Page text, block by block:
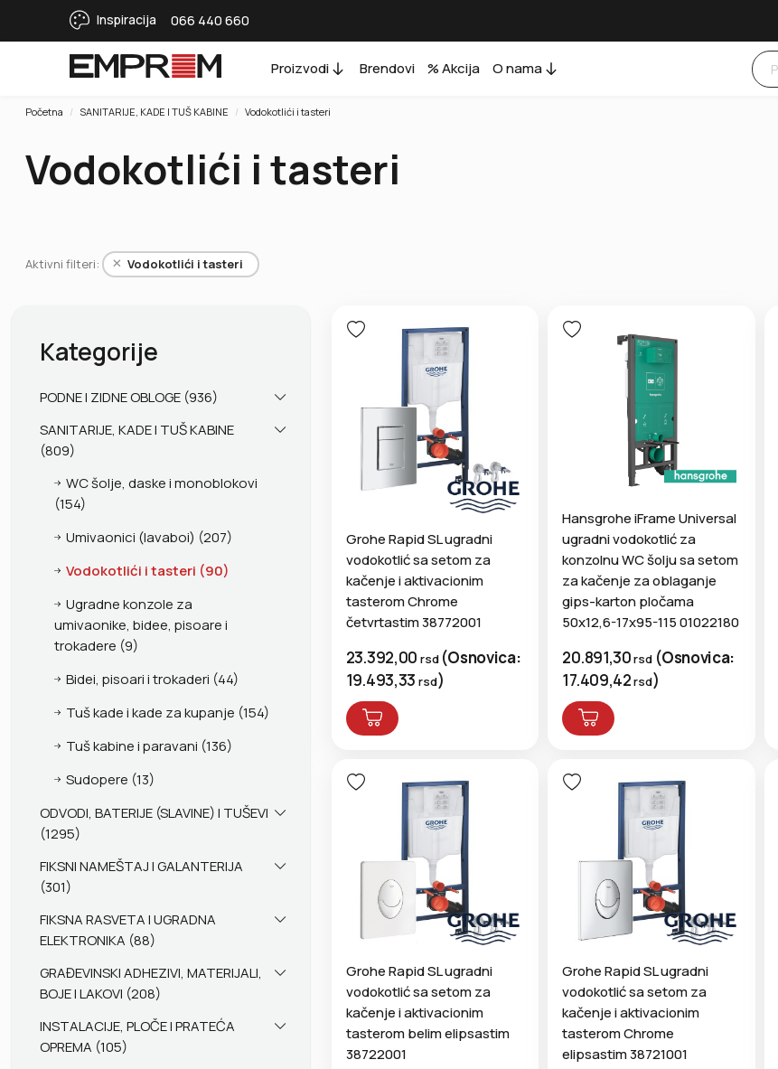
Inspiracija 066 440 660
Proizvodi Brendovi % Akcija O nama
Početna SANITARIJE, KADE I TUŠ KABINE Vodokotlići i tasteri
Vodokotlići i tasteri
Aktivni filteri: × Vodokotlići i tasteri
Kategorije
PODNE I ZIDNE OBLOGE (936)
SANITARIJE, KADE I TUŠ KABINE
(809)
WC šolje, daske i monoblokovi
(154)
Umivaonici (lavaboi) (207)
Vodokotlići i tasteri (90)
Ugradne konzole za
umivaonike, bidee, pisoare i
trokadere (9)
Bidei, pisoari i trokaderi (44)
Tuš kade i kade za kupanje (154)
Tuš kabine i paravani (136)
Sudopere (13)
ODVODI, BATERIJE (SLAVINE) I TUŠEVI
(1295)
FIKSNI NAMEŠTAJ I GALANTERIJA
(301)
FIKSNA RASVETA I UGRADNA
ELEKTRONIKA (88)
GRAĐEVINSKI ADHEZIVI, MATERIJALI,
BOJE I LAKOVI (208)
INSTALACIJE, PLOČE I PRATEĆA
OPREMA (105)
Grohe Rapid SL ugradni
vodokotlić sa setom za
kačenje i aktivacionim
tasterom Chrome
četvrtastim 38772001
23.392,00 rsd (Osnovica:
19.493,33 rsd)
Hansgrohe iFrame Universal
ugradni vodokotlić za
konzolnu WC šolju sa setom
za kačenje za oblaganje
gips-karton pločama
50x12,6-17x95-115 01022180
20.891,30rsd (Osnovica:
17.409,42rsd)
Grohe Rapid SL ugradni
vodokotlić sa setom za
kačenje i aktivacionim
tasterom belim elipsastim
38722001
Grohe Rapid SL ugradni
vodokotlić sa setom za
kačenje i aktivacionim
tasterom Chrome
elipsastim 38721001